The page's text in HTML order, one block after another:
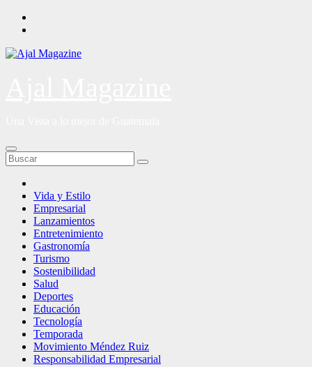
Saltar
Vida y Estilo
Empresarial
Lanzamientos
Entretenimiento
Gastronomía
Turismo
Sostenibilidad
Salud
Deportes
Educación
Tecnología
Temporada
Movimiento Méndez Ruiz
Responsabilidad Empresarial